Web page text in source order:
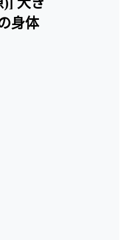
身体